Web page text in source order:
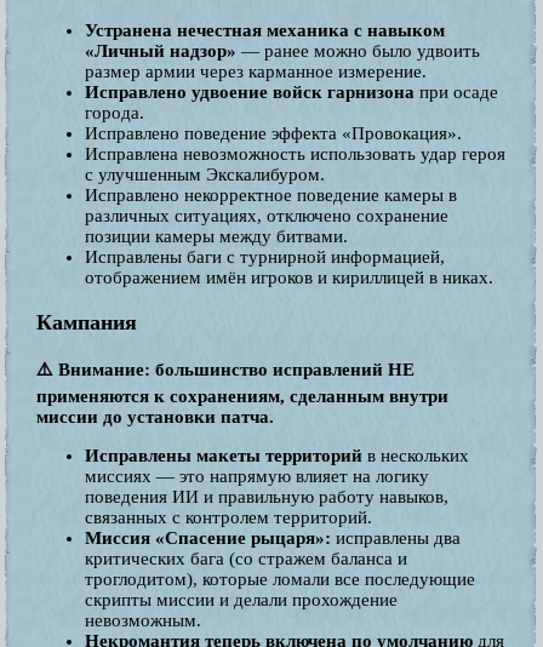
Устранена нечестная механика с навыком
«Личный надзор» — ранее можно было удвоить
размер армии через карманное измерение.
Исправлено удвоение войск гарнизона при осаде
города.
Исправлено поведение эффекта «Провокация».
Исправлена невозможность использовать удар героя
с улучшенным Экскалибуром.
Исправлено некорректное поведение камеры в
различных ситуациях, отключено сохранение
позиции камеры между битвами.
Исправлены баги с турнирной информацией,
отображением имён игроков и кириллицей в никах.
Кампания
⚠️ Внимание: большинство исправлений НЕ
применяются к сохранениям, сделанным внутри
миссии до установки патча.
Исправлены макеты территорий в нескольких
миссиях — это напрямую влияет на логику
поведения ИИ и правильную работу навыков,
связанных с контролем территорий.
Миссия «Спасение рыцаря»: исправлены два
критических бага (со стражем баланса и
троглодитом), которые ломали все последующие
скрипты миссии и делали прохождение
невозможным.
Некромантия теперь включена по умолчанию для